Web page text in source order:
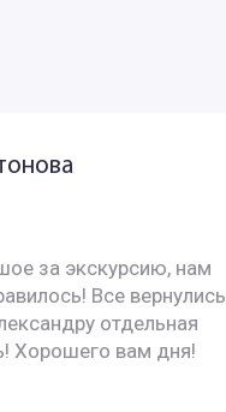
за экскурсию, нам
Все вернулись
отдельная
Хорошего вам дня!